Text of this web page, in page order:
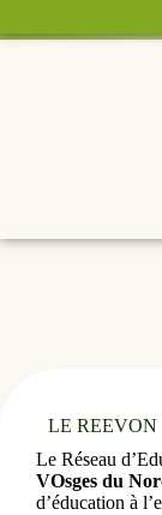
LE REEVON
VOsges du
d’éducation à